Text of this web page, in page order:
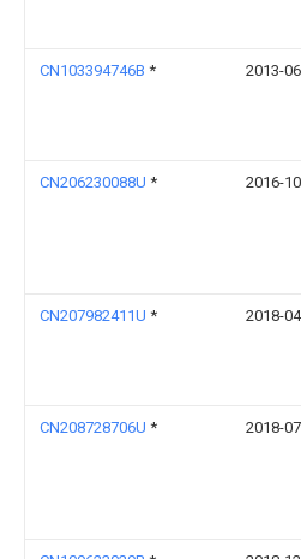
CN103394746B * 2013-
CN206230088U * 2016-
CN207982411U * 2018-
CN208728706U * 2018-